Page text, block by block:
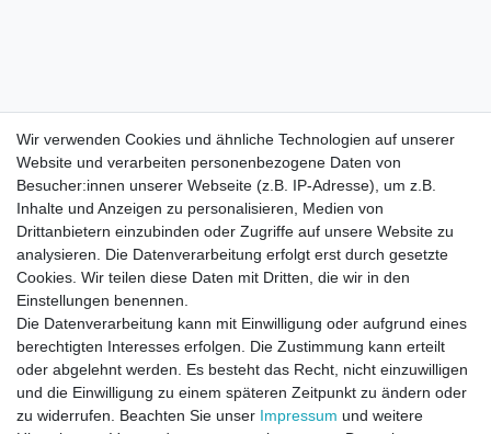
Wir verwenden Cookies und ähnliche Technologien auf unserer
Website und verarbeiten personenbezogene Daten von
Besucher:innen unserer Webseite (z.B. IP-Adresse), um z.B.
Inhalte und Anzeigen zu personalisieren, Medien von
Drittanbietern einzubinden oder Zugriffe auf unsere Website zu
analysieren. Die Datenverarbeitung erfolgt erst durch gesetzte
Cookies. Wir teilen diese Daten mit Dritten, die wir in den
Einstellungen benennen.
Die Datenverarbeitung kann mit Einwilligung oder aufgrund eines
berechtigten Interesses erfolgen. Die Zustimmung kann erteilt
oder abgelehnt werden. Es besteht das Recht, nicht einzuwilligen
und die Einwilligung zu einem späteren Zeitpunkt zu ändern oder
zu widerrufen. Beachten Sie unser Impressum und weitere